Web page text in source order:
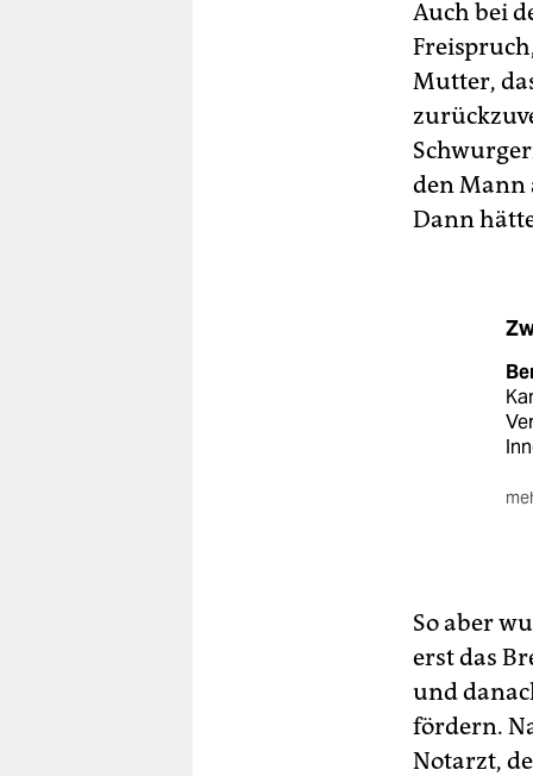
Auch bei
Mutter,
den Mann
Dann
So aber
erst das
und
fördern.
Notarzt,